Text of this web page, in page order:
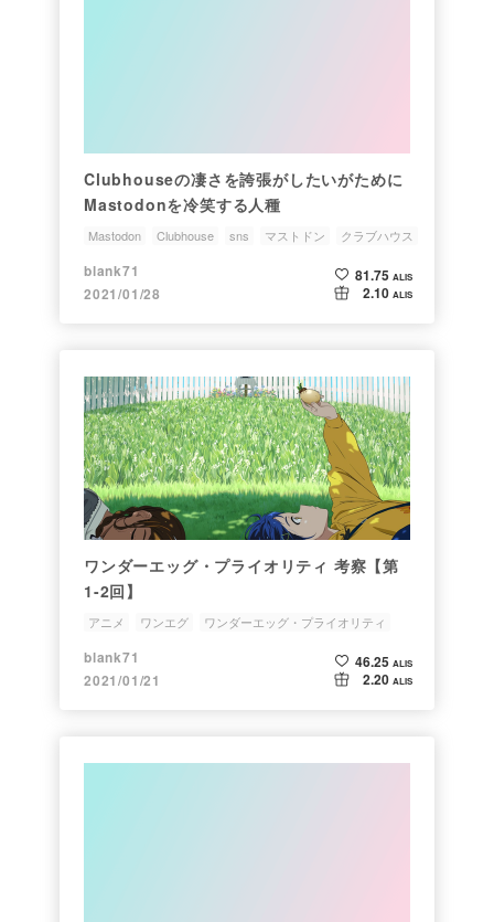
Clubhouseの凄さを誇張がしたいがために
Mastodonを冷笑する人種
Mastodon Clubhouse sns マストドン クラブハウス
blank71
2021/01/28
81.75 ALIS
2.10 ALIS
ワンダーエッグ・プライオリティ 考察【第
1-2回】
アニメ ワンエグ ワンダーエッグ・プライオリティ
blank71
2021/01/21
46.25 ALIS
2.20 ALIS